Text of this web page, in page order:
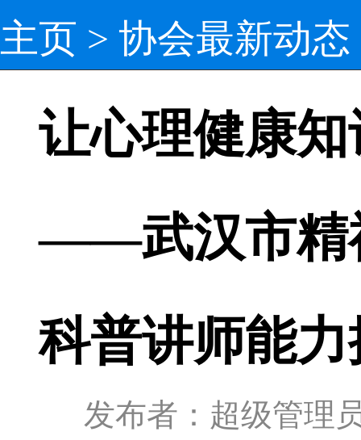
主页 > 协会最新动态
让心理健康
——武汉市精
科普讲师能
发布者：超级管理